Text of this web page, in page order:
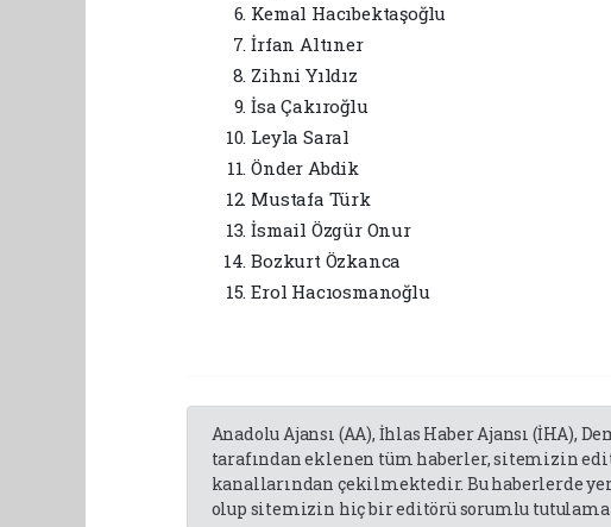
Kemal Hacıbektaşoğlu
İrfan Altıner
Zihni Yıldız
İsa Çakıroğlu
Leyla Saral
Önder Abdik
Mustafa Türk
İsmail Özgür Onur
Bozkurt Özkanca
Erol Hacıosmanoğlu
Anadolu Ajansı (AA), İhlas Haber Ajansı (İHA),
tarafından eklenen tüm haberler, sitemizin
kanallarından çekilmektedir. Bu haberlerde
olup sitemizin hiç bir editörü sorumlu